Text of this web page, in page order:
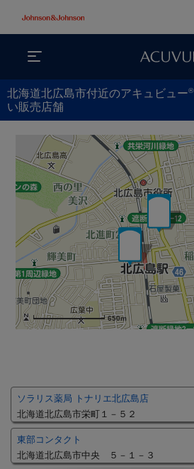
北海道北広島市付近のアキュビュー®
い販売店舗
650m
ソラリス薬局 トナリエ北広島店
北海道北広島市栄町１－５２
東部コンタクト
北海道北広島市中央 ５－１－３